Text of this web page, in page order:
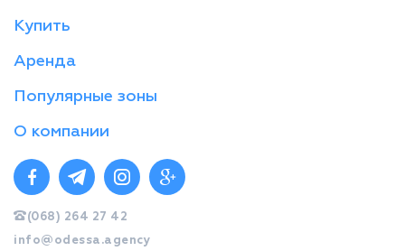
Купить
Аренда
Популярные зоны
О компании
(068) 264 27 42
info@odessa.agency